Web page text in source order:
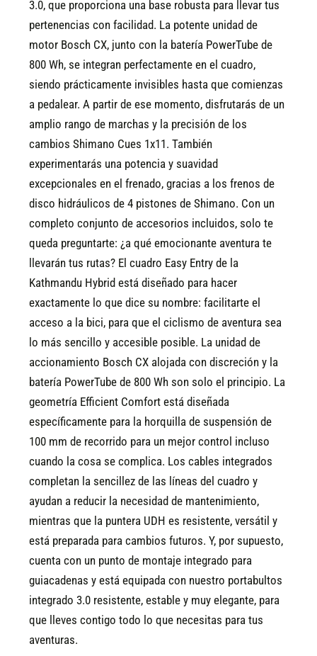
3.0, que proporciona una base robusta para llevar tus
pertenencias con facilidad. La potente unidad de
motor Bosch CX, junto con la batería PowerTube de
800 Wh, se integran perfectamente en el cuadro,
siendo prácticamente invisibles hasta que comienzas
a pedalear. A partir de ese momento, disfrutarás de un
amplio rango de marchas y la precisión de los
cambios Shimano Cues 1x11. También
experimentarás una potencia y suavidad
excepcionales en el frenado, gracias a los frenos de
disco hidráulicos de 4 pistones de Shimano. Con un
completo conjunto de accesorios incluidos, solo te
queda preguntarte: ¿a qué emocionante aventura te
llevarán tus rutas? El cuadro Easy Entry de la
Kathmandu Hybrid está diseñado para hacer
exactamente lo que dice su nombre: facilitarte el
acceso a la bici, para que el ciclismo de aventura sea
lo más sencillo y accesible posible. La unidad de
accionamiento Bosch CX alojada con discreción y la
batería PowerTube de 800 Wh son solo el principio. La
geometría Efficient Comfort está diseñada
específicamente para la horquilla de suspensión de
100 mm de recorrido para un mejor control incluso
cuando la cosa se complica. Los cables integrados
completan la sencillez de las líneas del cuadro y
ayudan a reducir la necesidad de mantenimiento,
mientras que la puntera UDH es resistente, versátil y
está preparada para cambios futuros. Y, por supuesto,
cuenta con un punto de montaje integrado para
guiacadenas y está equipada con nuestro portabultos
integrado 3.0 resistente, estable y muy elegante, para
que lleves contigo todo lo que necesitas para tus
aventuras.